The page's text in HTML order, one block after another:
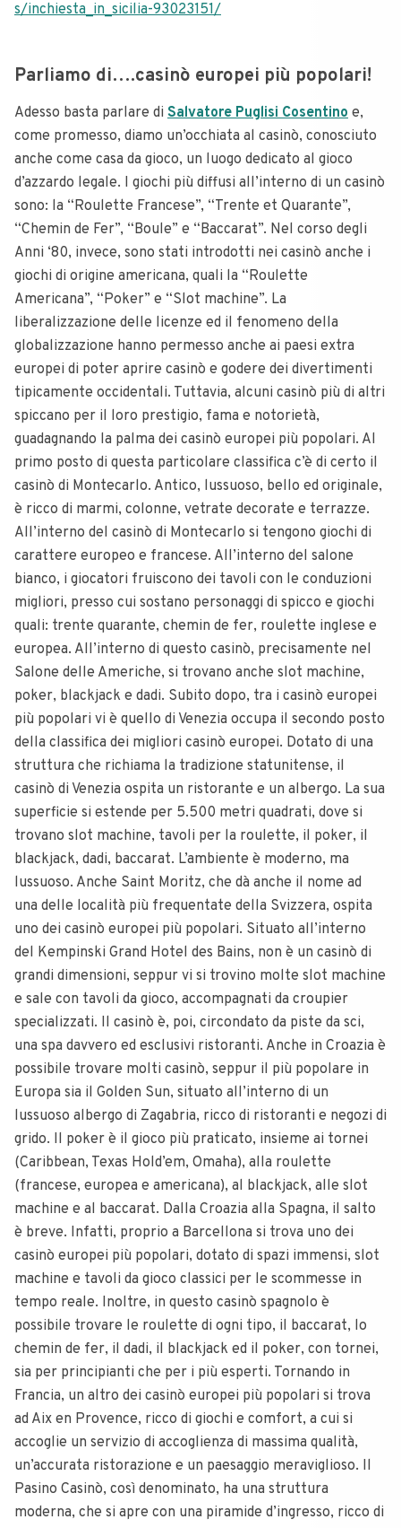
s/inchiesta_in_sicilia-93023151/
Parliamo di….casinò europei più popolari!
Adesso basta parlare di Salvatore Puglisi Cosentino e,
come promesso, diamo un’occhiata al casinò, conosciuto
anche come casa da gioco, un luogo dedicato al gioco
d’azzardo legale. I giochi più diffusi all’interno di un casinò
sono: la “Roulette Francese”, “Trente et Quarante”,
“Chemin de Fer”, “Boule” e “Baccarat”. Nel corso degli
Anni ‘80, invece, sono stati introdotti nei casinò anche i
giochi di origine americana, quali la “Roulette
Americana”, “Poker” e “Slot machine”. La
liberalizzazione delle licenze ed il fenomeno della
globalizzazione hanno permesso anche ai paesi extra
europei di poter aprire casinò e godere dei divertimenti
tipicamente occidentali. Tuttavia, alcuni casinò più di altri
spiccano per il loro prestigio, fama e notorietà,
guadagnando la palma dei casinò europei più popolari. Al
primo posto di questa particolare classifica c’è di certo il
casinò di Montecarlo. Antico, lussuoso, bello ed originale,
è ricco di marmi, colonne, vetrate decorate e terrazze.
All’interno del casinò di Montecarlo si tengono giochi di
carattere europeo e francese. All’interno del salone
bianco, i giocatori fruiscono dei tavoli con le conduzioni
migliori, presso cui sostano personaggi di spicco e giochi
quali: trente quarante, chemin de fer, roulette inglese e
europea. All’interno di questo casinò, precisamente nel
Salone delle Americhe, si trovano anche slot machine,
poker, blackjack e dadi. Subito dopo, tra i casinò europei
più popolari vi è quello di Venezia occupa il secondo posto
della classifica dei migliori casinò europei. Dotato di una
struttura che richiama la tradizione statunitense, il
casinò di Venezia ospita un ristorante e un albergo. La sua
superficie si estende per 5.500 metri quadrati, dove si
trovano slot machine, tavoli per la roulette, il poker, il
blackjack, dadi, baccarat. L’ambiente è moderno, ma
lussuoso. Anche Saint Moritz, che dà anche il nome ad
una delle località più frequentate della Svizzera, ospita
uno dei casinò europei più popolari. Situato all’interno
del Kempinski Grand Hotel des Bains, non è un casinò di
grandi dimensioni, seppur vi si trovino molte slot machine
e sale con tavoli da gioco, accompagnati da croupier
specializzati. Il casinò è, poi, circondato da piste da sci,
una spa davvero ed esclusivi ristoranti. Anche in Croazia è
possibile trovare molti casinò, seppur il più popolare in
Europa sia il Golden Sun, situato all’interno di un
lussuoso albergo di Zagabria, ricco di ristoranti e negozi di
grido. Il poker è il gioco più praticato, insieme ai tornei
(Caribbean, Texas Hold’em, Omaha), alla roulette
(francese, europea e americana), al blackjack, alle slot
machine e al baccarat. Dalla Croazia alla Spagna, il salto
è breve. Infatti, proprio a Barcellona si trova uno dei
casinò europei più popolari, dotato di spazi immensi, slot
machine e tavoli da gioco classici per le scommesse in
tempo reale. Inoltre, in questo casinò spagnolo è
possibile trovare le roulette di ogni tipo, il baccarat, lo
chemin de fer, il dadi, il blackjack ed il poker, con tornei,
sia per principianti che per i più esperti. Tornando in
Francia, un altro dei casinò europei più popolari si trova
ad Aix en Provence, ricco di giochi e comfort, a cui si
accoglie un servizio di accoglienza di massima qualità,
un’accurata ristorazione e un paesaggio meraviglioso. Il
Pasino Casinò, così denominato, ha una struttura
moderna, che si apre con una piramide d’ingresso, ricco di